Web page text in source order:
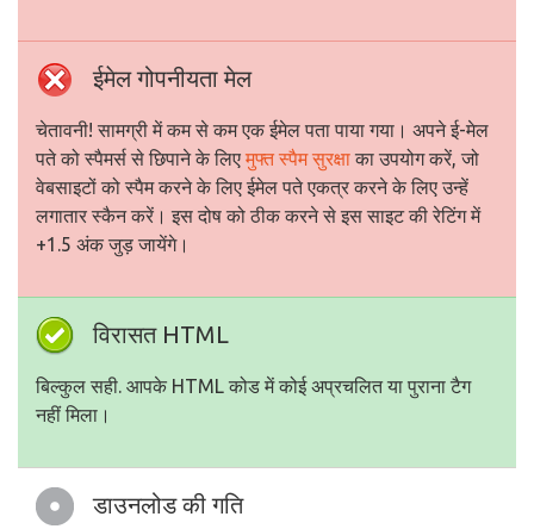
ईमेल गोपनीयता मेल
चेतावनी! सामग्री में कम से कम एक ईमेल पता पाया गया। अपने ई-मेल
पते को स्पैमर्स से छिपाने के लिए मुफ्त स्पैम सुरक्षाका उपयोग करें, जो
वेबसाइटों को स्पैम करने के लिए ईमेल पते एकत्र करने के लिए उन्हें
लगातार स्कैन करें। इस दोष को ठीक करने से इस साइट की रेटिंग में
+1.5 अंक जुड़ जायेंगे।
विरासत HTML
बिल्कुल सही. आपके HTML कोड में कोई अप्रचलित या पुराना टैग
नहीं मिला।
डाउनलोड की गति